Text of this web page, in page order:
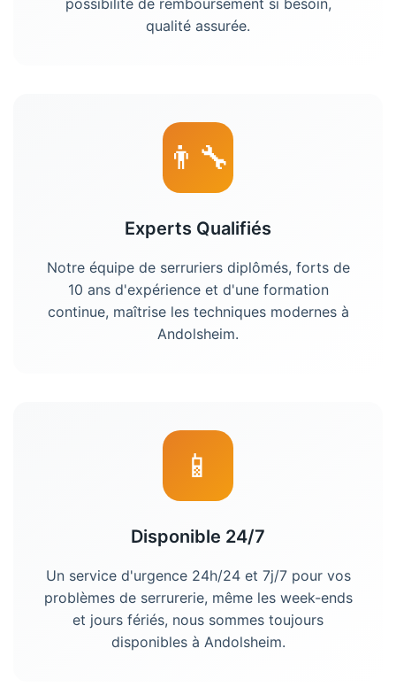
possibilité de remboursement si besoin,
qualité assurée.
👨‍🔧
Experts Qualifiés
Notre équipe de serruriers diplômés, forts de
10 ans d'expérience et d'une formation
continue, maîtrise les techniques modernes à
Andolsheim.
📱
Disponible 24/7
Un service d'urgence 24h/24 et 7j/7 pour vos
problèmes de serrurerie, même les week-ends
et jours fériés, nous sommes toujours
disponibles à Andolsheim.